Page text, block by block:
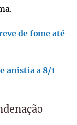
de fome até
anistia a 8/1